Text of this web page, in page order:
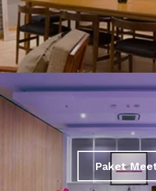
Paket